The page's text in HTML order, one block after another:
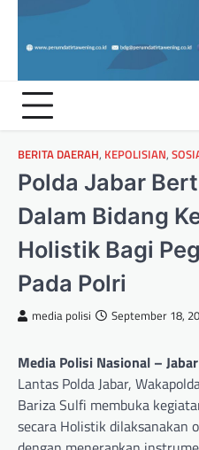
BERITA DAERAH, KEPOLISIAN,
Polda Jabar
Dalam Bidang
Holistik Bagi
Pada Polri
media polisi September 18,
Media Polisi Nasional –
Lantas Polda Jabar,
Bariza Sulfi membuka
secara Holistik dilaksanakan